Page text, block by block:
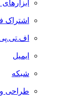
اشتراک
ایمیل
شبکه
طراحی